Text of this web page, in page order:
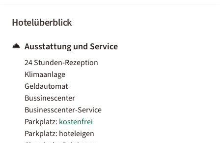
Hotelüberblick
Ausstattung und Service
24 Stunden-Rezeption
Klimaanlage
Geldautomat
Bussinescenter
Businesscenter-Service
Parkplatz: kostenfrei
Parkplatz: hoteleigen